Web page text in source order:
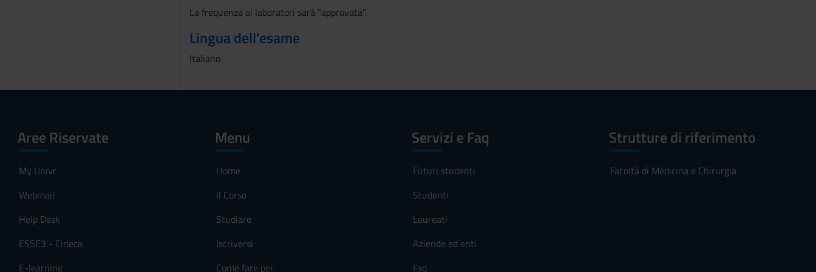
La frequenza ai laboratori sarà "approvata".
Lingua dell'esame
Italiano
Aree Riservate
My Univr
Webmail
Help Desk
ESSE3 - Cineca
E-learning
Menu
Home
Il Corso
Studiare
Iscriversi
Come fare per
Servizi e Faq
Futuri studenti
Studenti
Laureati
Aziende ed enti
Faq
Strutture di riferimento
Facoltà di Medicina e Chirurgia